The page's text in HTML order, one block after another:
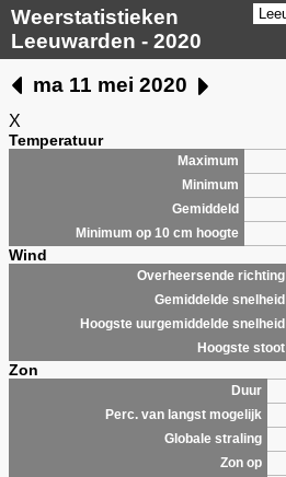
Weerstatistieken
Leeuwarden - 2020
ma 11 mei 2020
X
Temperatuur
Maximum
Minimum
Gemiddeld
Minimum op 10 cm hoogte
Wind
Overheersende richting
Gemiddelde snelheid
Hoogste uurgemiddelde snelheid
Hoogste stoot
Zon
Duur
Perc. van langst mogelijk
Globale straling
Zon op